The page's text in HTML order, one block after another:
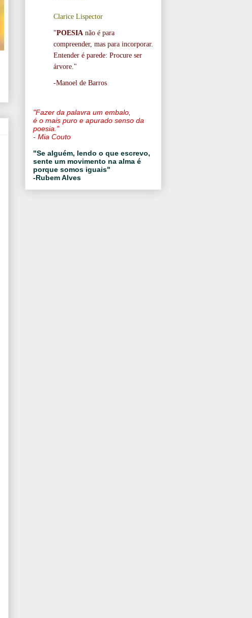
Clarice Lispector
"POESIA não é para
compreender, mas para incorporar.
Entender é parede: Procure ser
árvore."
-Manoel de Barros
"Fazer da palavra um embalo,
é o mais puro e apurado senso da
poesia."
- Mia Couto
"Se alguém, lendo o que escrevo,
sente um movimento na alma é
porque somos iguais"
-Rubem Alves